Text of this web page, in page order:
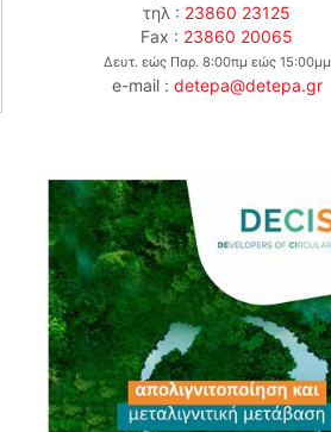
τηλ : 23860 23125
Fax : 23860 20065
Δευτ. εώς Παρ. 8:00πμ εώς 15:00μμ
e-mail : detepa@detepa.gr